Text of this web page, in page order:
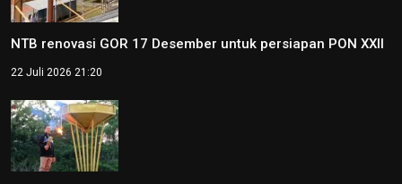
NTB renovasi GOR 17 Desember untuk persiapan PON XXII
22 Juli 2026 21:20